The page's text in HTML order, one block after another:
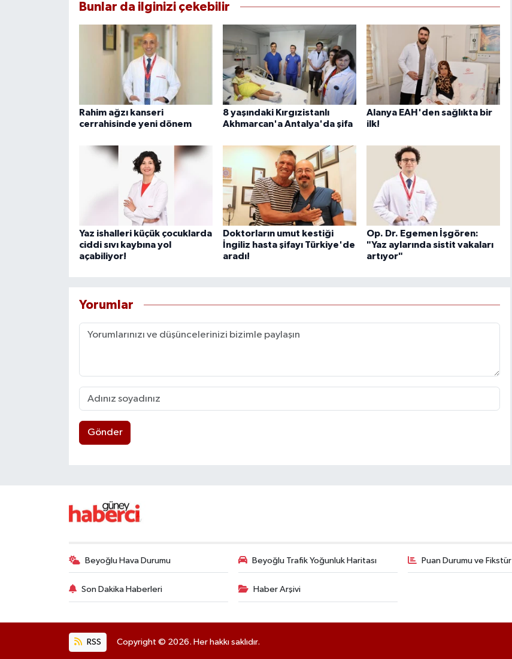
Bunlar da ilginizi çekebilir
Rahim ağzı kanseri
cerrahisinde yeni dönem
8 yaşındaki Kırgızistanlı
Akhmarcan'a Antalya'da şifa
Alanya EAH'den sağlıkta bir
ilk!
Yaz ishalleri küçük çocuklarda
ciddi sıvı kaybına yol
açabiliyor!
Doktorların umut kestiği
İngiliz hasta şifayı Türkiye'de
aradı!
Op. Dr. Egemen İşgören:
"Yaz aylarında sistit vakaları
artıyor"
Yorumlar
Gönder
Beyoğlu Hava Durumu Beyoğlu Trafik Yoğunluk Haritası Puan Durumu ve Fikstür
Son Dakika Haberleri Haber Arşivi
RSS Copyright © 2026. Her hakkı saklıdır.